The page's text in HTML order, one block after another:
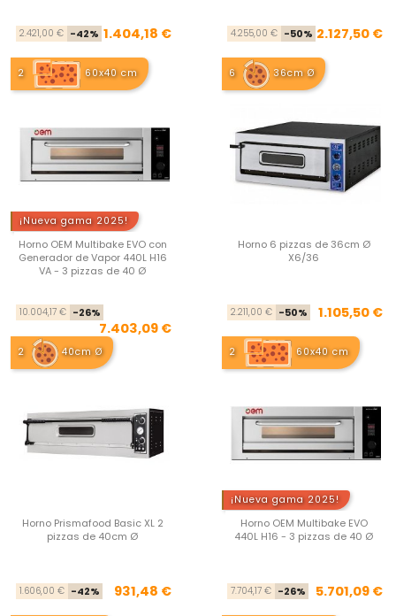
Precio base
2.421,00 € -42% Precio
1.404,18 € 4.255,00 € -50% 2.127,50 €
2 60x40 cm
¡Nueva gama 2025!
Horno OEM Multibake EVO con
Generador de Vapor 440L H16
VA - 3 pizzas de 40 Ø
Precio base
10.004,17 € -26%
7.403,09 €
6 36cm Ø
Horno 6 pizzas de 36cm Ø
X6/36
2.211,00 € -50% 1.105,50 €
2 40cm Ø
Horno Prismafood Basic XL 2
pizzas de 40cm Ø
Precio base
1.606,00 € -42% Precio
931,48 €
2 60x40 cm
¡Nueva gama 2025!
Horno OEM Multibake EVO
440L H16 - 3 pizzas de 40 Ø
7.704,17 € -26% 5.701,09 €